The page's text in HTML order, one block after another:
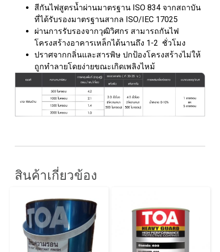
สีกันไฟสูตรน้ำผ่านมาตรฐาน ISO 834 จากสถาบัน
ที่ได้รับรองมาตรฐานสากล ISO/IEC 17025
ผ่านการรับรองจากวุฒิวิศกร สามารถกันไฟ
โครงสร้างอาคารเหล็กได้นานถึง 1-2 ชั่วโมง
ปราศจากกลิ่นและสารพิษ ปกป้องโครงสร้างไม่ให้
ถูกทำลายโดยง่ายขณะเกิดเพลิงไหม้
สินค้าเกี่ยวข้อง